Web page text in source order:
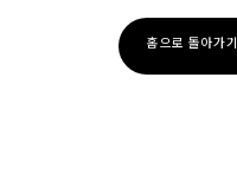
홈으로 돌아가기